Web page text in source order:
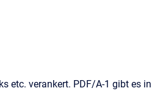
etc. verankert. PDF/A-1 gibt es in